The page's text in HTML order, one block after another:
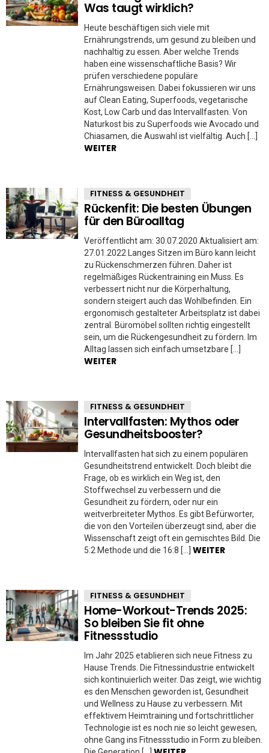
Was taugt wirklich?
Heute beschäftigen sich viele mit
Ernährungstrends, um gesund zu bleiben und
nachhaltig zu essen. Aber welche Trends
haben eine wissenschaftliche Basis? Wir
prüfen verschiedene populäre
Ernährungsweisen. Dabei fokussieren wir uns
auf Clean Eating, Superfoods, vegetarische
Kost, Low Carb und das Intervallfasten. Von
Naturkost bis zu Superfoods wie Avocado und
Chiasamen, die Auswahl ist vielfältig. Auch […]
WEITER
FITNESS & GESUNDHEIT
Rückenfit: Die besten Übungen
für den Büroalltag
Veröffentlicht am: 30.07.2020 Aktualisiert am:
27.01.2022 Langes Sitzen im Büro kann leicht
zu Rückenschmerzen führen. Daher ist
regelmäßiges Rückentraining ein Muss. Es
verbessert nicht nur die Körperhaltung,
sondern steigert auch das Wohlbefinden. Ein
ergonomisch gestalteter Arbeitsplatz ist dabei
zentral. Büromöbel sollten richtig eingestellt
sein, um die Rückengesundheit zu fördern. Im
Alltag lassen sich einfach umsetzbare […]
WEITER
FITNESS & GESUNDHEIT
Intervallfasten: Mythos oder
Gesundheitsbooster?
Intervallfasten hat sich zu einem populären
Gesundheitstrend entwickelt. Doch bleibt die
Frage, ob es wirklich ein Weg ist, den
Stoffwechsel zu verbessern und die
Gesundheit zu fördern, oder nur ein
weitverbreiteter Mythos. Es gibt Befürworter,
die von den Vorteilen überzeugt sind, aber die
Wissenschaft zeigt oft ein gemischtes Bild. Die
5:2 Methode und die 16:8 […] WEITER
FITNESS & GESUNDHEIT
Home-Workout-Trends 2025:
So bleiben Sie fit ohne
Fitnessstudio
Im Jahr 2025 etablieren sich neue Fitness zu
Hause Trends. Die Fitnessindustrie entwickelt
sich kontinuierlich weiter. Das zeigt, wie wichtig
es den Menschen geworden ist, Gesundheit
und Wellness zu Hause zu verbessern. Mit
effektivem Heimtraining und fortschrittlicher
Technologie ist es noch nie so leicht gewesen,
ohne Gang ins Fitnessstudio in Form zu bleiben.